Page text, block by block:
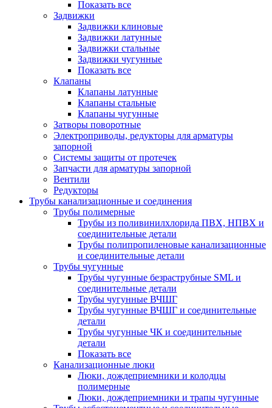
Показать все
Задвижки
Задвижки клиновые
Задвижки латунные
Задвижки стальные
Задвижки чугунные
Показать все
Клапаны
Клапаны латунные
Клапаны стальные
Клапаны чугунные
Затворы поворотные
Электроприводы, редукторы для арматуры
запорной
Системы защиты от протечек
Запчасти для арматуры запорной
Вентили
Редукторы
Трубы канализационные и соединения
Трубы полимерные
Трубы из поливинилхлорида ПВХ, НПВХ и
соединительные детали
Трубы полипропиленовые канализационные
и соединительные детали
Трубы чугунные
Трубы чугунные безраструбные SML и
соединительные детали
Трубы чугунные ВЧШГ
Трубы чугунные ВЧШГ и соединительные
детали
Трубы чугунные ЧК и соединительные
детали
Показать все
Канализационные люки
Люки, дождеприемники и колодцы
полимерные
Люки, дождеприемники и трапы чугунные